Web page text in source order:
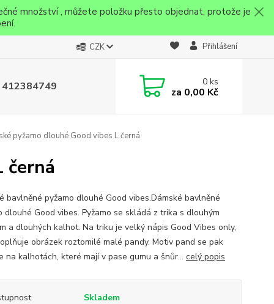
množství , můžete položku přesto objednat, protože je
CZK Přihlášení
0ks
za 0,00 Kč
pyžamo dlouhé Good vibes L černá
černá
bavlněné pyžamo dlouhé Good vibes.Dámské bavlněné
dlouhé Good vibes. Pyžamo se skládá z trika s dlouhým
a dlouhých kalhot. Na triku je velký nápis Good Vibes only,
obrázek roztomilé malé pandy. Motiv pand se pak
na kalhotách, které mají v pase gumu a šnůr... celý popis
Skladem